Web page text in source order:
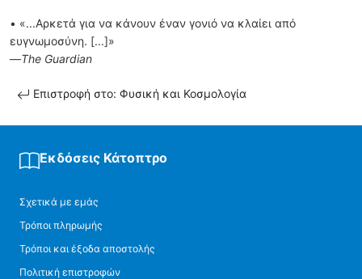
• «...Αρκετά για να κάνουν έναν γονιό να κλαίει από
ευγνωµοσύνη. [...]»
—The Guardian
Επιστροφή στο: Φυσική και Κοσμολογία
Εκδόσεις Κάτοπτρο
Σχετικά με εμάς
Τρόποι πληρωμής
Τρόποι και έξοδα αποστολής
Πολιτική επιστροφών